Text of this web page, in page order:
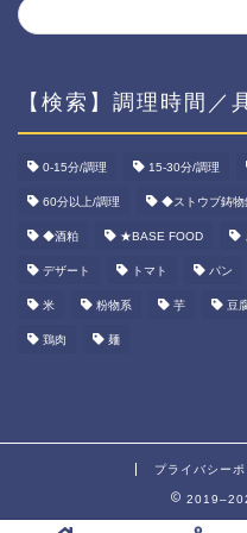
【検索】調理時間／
0-15分/調理 15-30分/調理
60分以上/調理 ◆ストウブ鋳物
◆酒粕 ★BASE FOOD
デザート トマト パン
米 粉物系 芋 豆
鶏肉 麺
プライバシーポ